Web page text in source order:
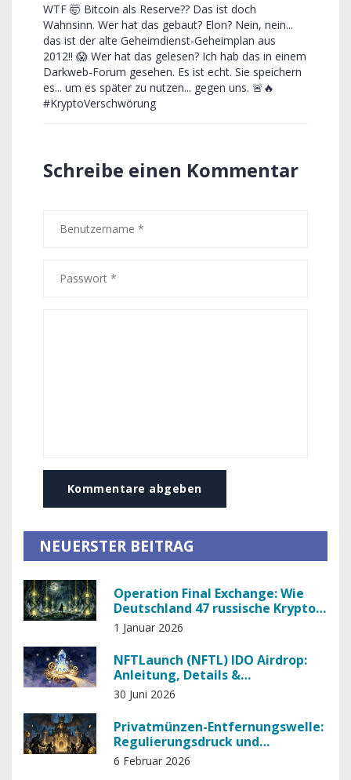
WTF 🤯 Bitcoin als Reserve?? Das ist doch
Wahnsinn. Wer hat das gebaut? Elon? Nein, nein...
das ist der alte Geheimdienst-Geheimplan aus
2012!! 😱 Wer hat das gelesen? Ich hab das in einem
Darkweb-Forum gesehen. Es ist echt. Sie speichern
es... um es später zu nutzen... gegen uns. 🚨🔥
#KryptoVerschwörung
Schreibe einen Kommentar
Kommentare abgeben
NEUERSTER BEITRAG
Operation Final Exchange: Wie
Deutschland 47 russische Krypto-
Exchanges lahmlegte
1 Januar 2026
NFTLaunch (NFTL) IDO Airdrop:
Anleitung, Details &
Teilnahmebedingungen
30 Juni 2026
Privatmünzen-Entfernungswelle:
Regulierungsdruck und
Auswirkungen auf Kryptobörsen
6 Februar 2026